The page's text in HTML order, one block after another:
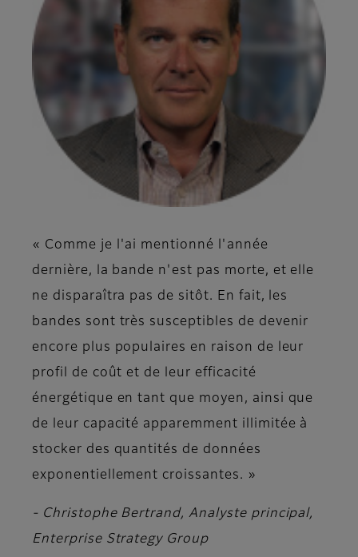
« Comme je l'ai mentionné l'année
dernière, la bande n'est pas morte, et elle
ne disparaîtra pas de sitôt. En fait, les
bandes sont très susceptibles de devenir
encore plus populaires en raison de leur
profil de coût et de leur efficacité
énergétique en tant que moyen, ainsi que
de leur capacité apparemment illimitée à
stocker des quantités de données
exponentiellement croissantes. »
- Christophe Bertrand, Analyste principal,
Enterprise Strategy Group